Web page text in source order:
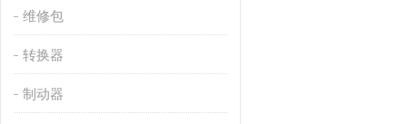
维修包
转换器
制动器